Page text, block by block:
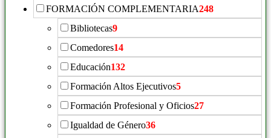
FORMACIÓN COMPLEMENTARIA248
Bibliotecas9
Comedores14
Educación132
Formación Altos Ejecutivos5
Formación Profesional y Oficios27
Igualdad de Género36